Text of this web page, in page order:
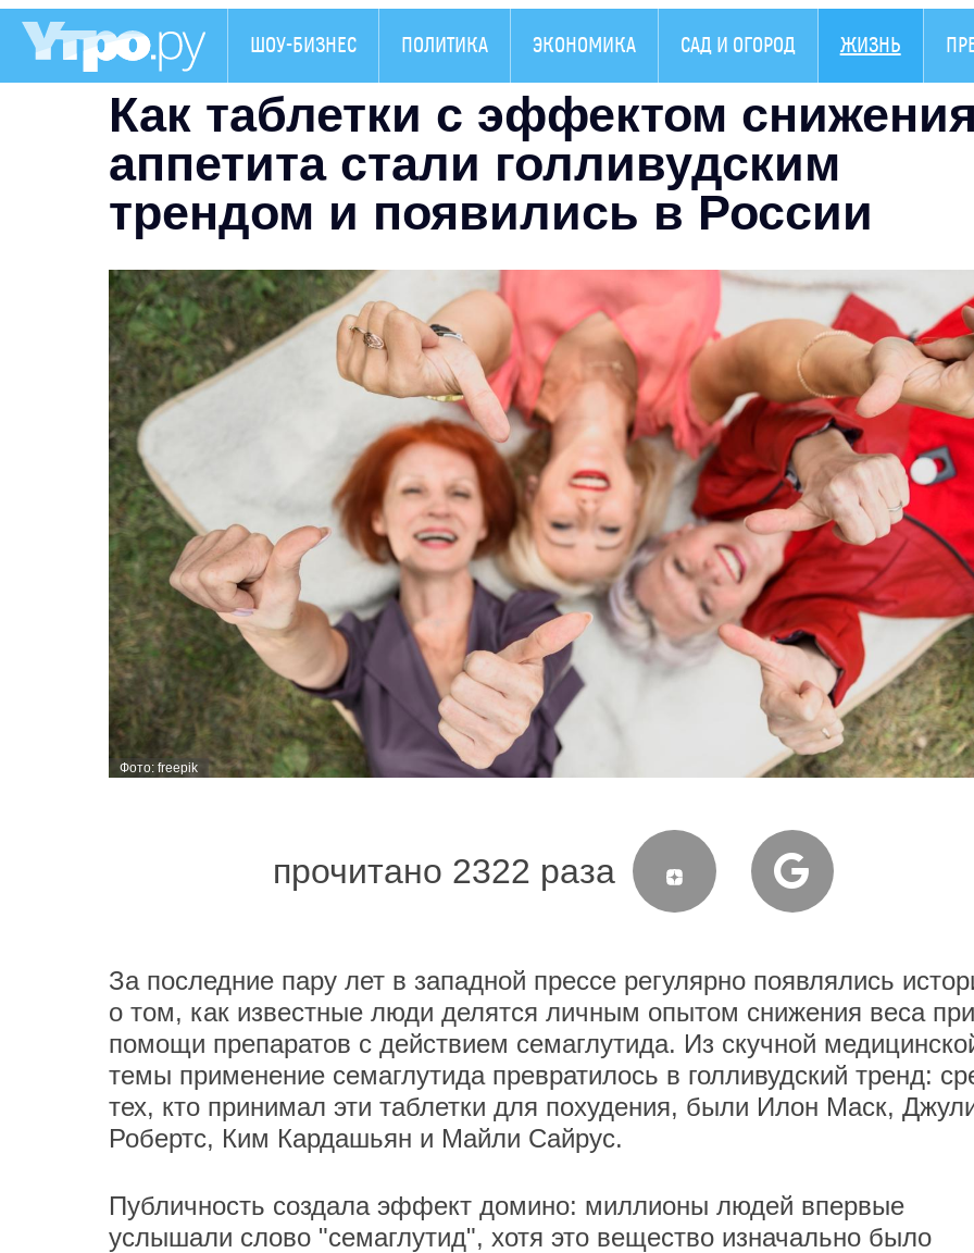
ШОУ-БИЗНЕС ПОЛИТИКА ЭКОНОМИКА САД И ОГОРОД ЖИЗНЬ
Как таблетки с эффектом снижения
аппетита стали голливудским
трендом и появились в России
Фото: freepik
прочитано 2322 раза
За последние пару лет в западной прессе регулярно появлялись
о том, как известные люди делятся личным опытом снижения веса при
помощи препаратов с действием семаглутида. Из скучной
темы применение семаглутида превратилось в голливудский тренд:
тех, кто принимал эти таблетки для похудения, были Илон Маск,
Робертс, Ким Кардашьян и Майли Сайрус.
Публичность создала эффект домино: миллионы людей впервые
услышали слово "семаглутид", хотя это вещество изначально было